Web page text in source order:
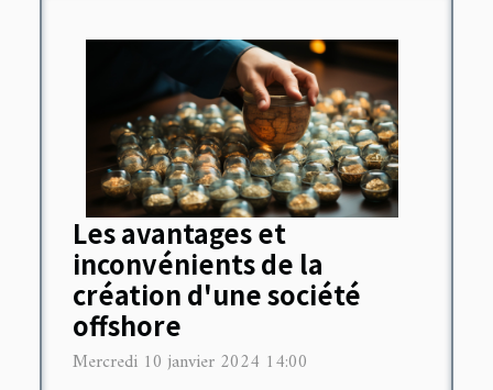
Les avantages et
inconvénients de la
création d'une société
offshore
Mercredi 10 janvier 2024 14:00